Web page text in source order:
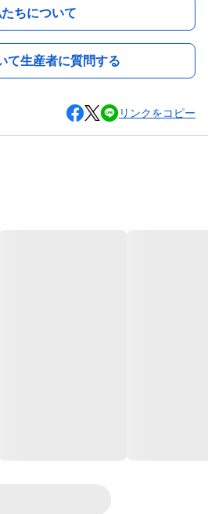
ちについて
て生産者に質問する
リンクをコピー